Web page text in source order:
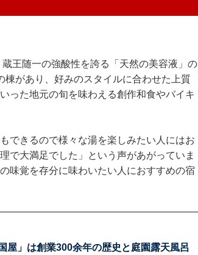
王随一の強酸性を誇る「天然の美容液」の
があり、好みのスタイルに合わせた上質
った地元の旬を味わえる創作和食やバイキ
できるので様々な湯を楽しみたい人にはお
で大満足でした」という声があがっていま
味覚を存分に味わいたい人におすすめの宿
屋」は創業300余年の歴史と庭園露天風呂